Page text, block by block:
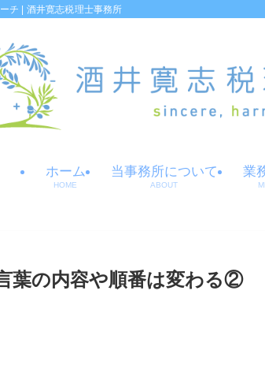
チ | 酒井寛志税理士事務所
ホーム
HOME
当事務所について
ABOUT
業
葉の内容や順番は変わる②